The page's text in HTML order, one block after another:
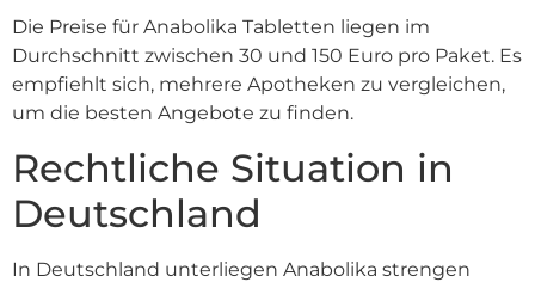
Die Preise für Anabolika Tabletten liegen im
Durchschnitt zwischen 30 und 150 Euro pro Paket. Es
empfiehlt sich, mehrere Apotheken zu vergleichen,
um die besten Angebote zu finden.
Rechtliche Situation in
Deutschland
In Deutschland unterliegen Anabolika strengen